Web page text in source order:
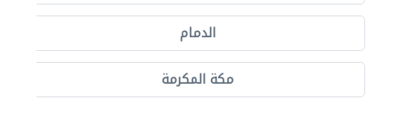
الدمام
مكة المكرمة